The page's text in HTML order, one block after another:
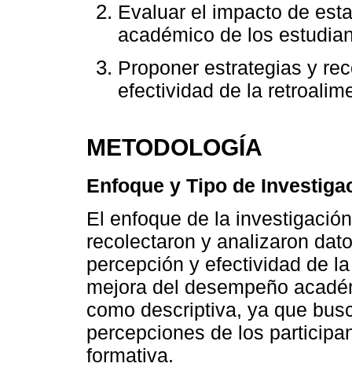
Evaluar el impacto de
académico de los
Proponer estrategias y
efectividad de la
METODOLOGÍA
Enfoque y Tipo de
El enfoque de la
recolectaron y analizaron
percepción y efectividad de
mejora del desempeño
como descriptiva, ya que
percepciones de los
formativa.